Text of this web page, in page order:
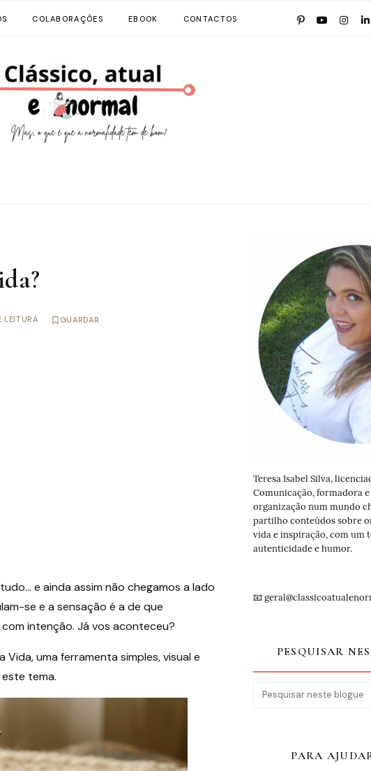
COLABORAÇÕES EBOOK CONTACTOS
LEITURA GUARDAR
e ainda assim não chegamos a lado
se e a sensação é a de que
intenção. Já vos aconteceu?
uma ferramenta simples, visual e
tema.
Teresa Isabel Silva,
Comunicação, formadora
organização num mundo
partilho conteúdos sobre
vida e inspiração, com um
autenticidade e humor.
📧
PESQUISAR
PARA